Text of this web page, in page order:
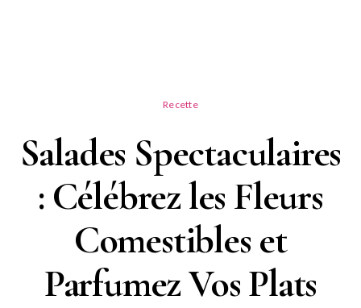
Recette
Salades Spectaculaires
: Célébrez les Fleurs
Comestibles et
Parfumez Vos Plats